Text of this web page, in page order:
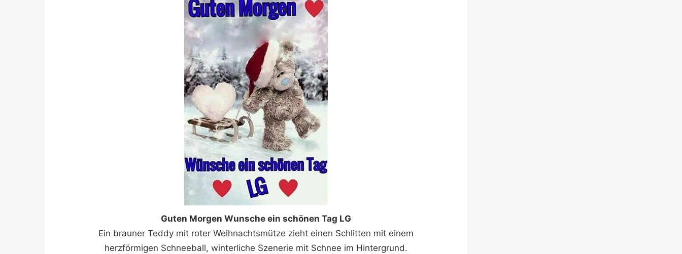
Guten Morgen Wunsche ein schönen Tag LG
Ein brauner Teddy mit roter Weihnachtsmütze zieht einen Schlitten mit einem
herzförmigen Schneeball, winterliche Szenerie mit Schnee im Hintergrund.